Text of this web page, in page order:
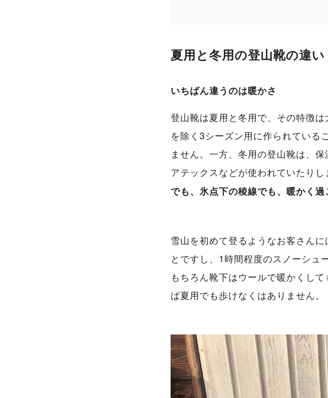
夏用と冬用の登山靴の違
いちばん違うのは暖かさ
登山靴は夏用と冬用で、その特徴
を除く3シーズン用に作られている
ません。一方、冬用の登山靴は、
アテックスなどが使われていたりし
でも、氷点下の稜線でも、暖かく
雪山を初めて登るようなお客さん
とですし、1時間程度のスノーシュ
もちろん靴下はウールで暖かくし
ば夏用でも歩けなくはありません。